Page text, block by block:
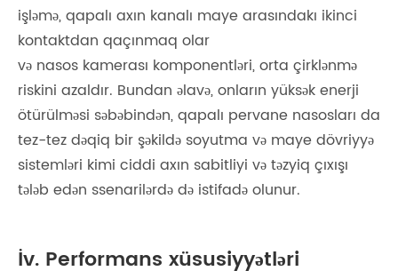
işləmə, qapalı axın kanalı maye arasındakı ikinci
kontaktdan qaçınmaq olar
və nasos kamerası komponentləri, orta çirklənmə
riskini azaldır. Bundan əlavə, onların yüksək enerji
ötürülməsi səbəbindən, qapalı pervane nasosları da
tez-tez dəqiq bir şəkildə soyutma və maye dövriyyə
sistemləri kimi ciddi axın sabitliyi və təzyiq çıxışı
tələb edən ssenarilərdə də istifadə olunur.
İv. Performans xüsusiyyətləri